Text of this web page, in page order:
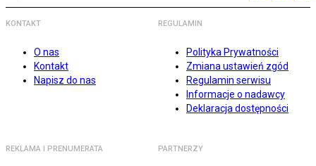
KONTAKT
O nas
Kontakt
Napisz do nas
REGULAMIN
Polityka Prywatności
Zmiana ustawień zgód
Regulamin serwisu
Informacje o nadawcy
Deklaracja dostępności
REKLAMA I PRENUMERATA PARTNERZY